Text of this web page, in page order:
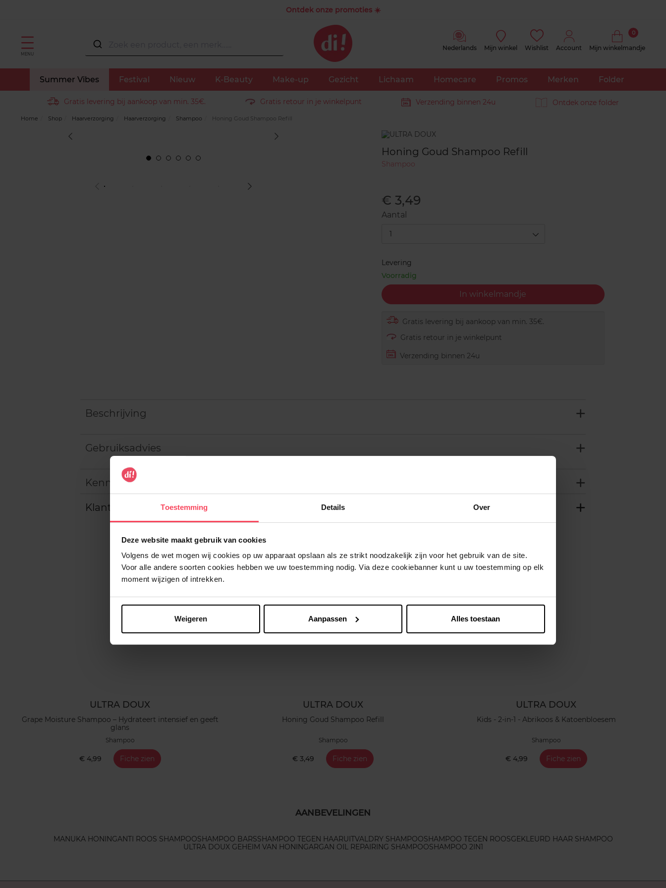
Toestemming Details Over
Deze website maakt gebruik van cookies
Volgens de wet mogen wij cookies op uw apparaat opslaan als ze strikt noodzakelijk zijn voor het gebruik van de site.
Voor alle andere soorten cookies hebben we uw toestemming nodig. Via deze cookiebanner kunt u uw toestemming op elk
moment wijzigen of intrekken.
Weigeren Aanpassen Alles toestaan
Ontdek onze promoties ☀️
MENU
Nederlands Mijn winkel Wishlist Account Mijn winkelmandje
0
Summer Vibes Festival Nieuw K-Beauty Make-up Gezicht Lichaam Homecare Promos Merken Folder
Gratis levering bij aankoop van min. 35€. Gratis retour in je winkelpunt Verzending binnen 24u Ontdek onze folder
Home Shop Haarverzorging Haarverzorging Shampoo Honing Goud Shampoo Refill
Merk
Honing Goud Shampoo Refill
Shampoo
€ 3,49
Aantal
1
Levering
Voorradig
In winkelmandje
Gratis levering bij aankoop van min. 35€.
Gratis retour in je winkelpunt
Verzending binnen 24u
Beschrijving
Gebruiksadvies
Kenmerken
Klantereview
Nog iets vergeten ?
ULTRA DOUX
Grape Moisture Shampoo – Hydrateert intensief en geeft
glans
Shampoo
€ 4,99 Fiche zien
ULTRA DOUX
Honing Goud Shampoo Refill
Shampoo
€ 3,49 Fiche zien
ULTRA DOUX
Kids - 2-in-1 - Abrikoos & Katoenbloesem
Shampoo
€ 4,99 Fiche zien
AANBEVELINGEN
MANUKA HONINGANTI ROOS SHAMPOOSHAMPOO BARSSHAMPOO TEGEN HAARUITVAL DRY SHAMPOOSHAMPOO TEGEN ROOSGEKLEURD HAAR SHAMPOO
ULTRA DOUX GEHEIM VAN HONINGARGAN OIL REPAIRING SHAMPOOSHAMPOO 2IN1